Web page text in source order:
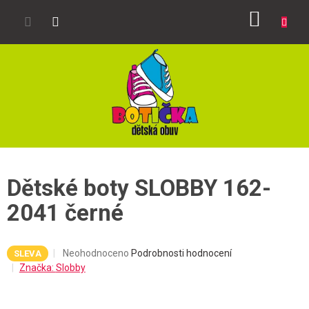
Dětské boty SLOBBY 162-
2041 černé
SLEVA
Průměrné
hodnocení
Neohodnoceno Podrobnosti hodnocení
Značka: Slobby